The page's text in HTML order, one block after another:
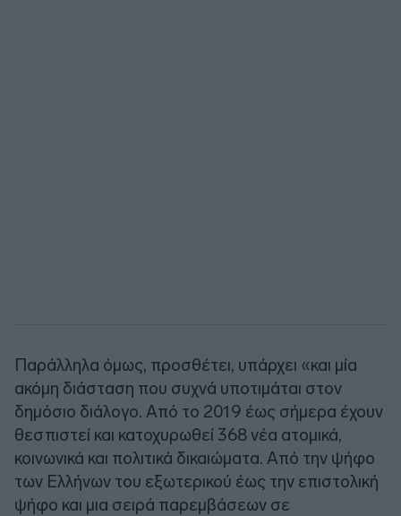
Παράλληλα όμως, προσθέτει, υπάρχει «και μία
ακόμη διάσταση που συχνά υποτιμάται στον
δημόσιο διάλογο. Από το 2019 έως σήμερα έχουν
θεσπιστεί και κατοχυρωθεί 368 νέα ατομικά,
κοινωνικά και πολιτικά δικαιώματα. Από την ψήφο
των Ελλήνων του εξωτερικού έως την επιστολική
ψήφο και μια σειρά παρεμβάσεων σε